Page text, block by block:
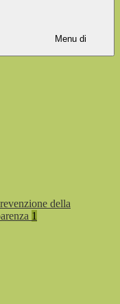
Menu di
della
1